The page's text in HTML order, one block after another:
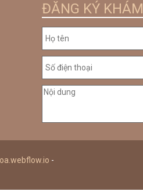
ĐĂNG KÝ KHÁM
-